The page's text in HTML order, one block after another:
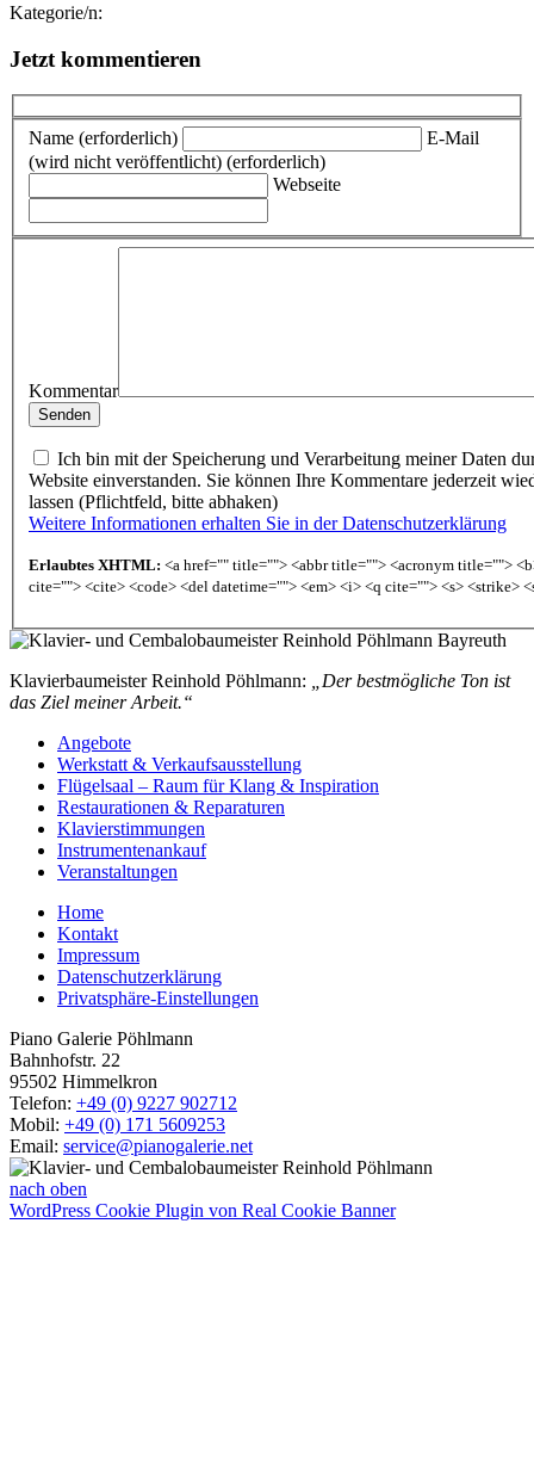
Kategorie/n:
Jetzt kommentieren
Name (erforderlich)
E-Mail
(wird nicht veröffentlicht) (erforderlich)
Webseite
Kommentar
Ich bin mit der Speicherung und Verarbeitung meiner Daten
Website einverstanden. Sie können Ihre Kommentare jederzeit
lassen (Pflichtfeld, bitte abhaken)
Weitere Informationen erhalten Sie in der Datenschutzerklärung
Erlaubtes XHTML: <a href="" title=""> <abbr title=""> <acronym title="">
cite=""> <cite> <code> <del datetime=""> <em> <i> <q cite=""> <s> <strike>
Klavierbaumeister Reinhold Pöhlmann:
„Der bestmögliche Ton ist
das Ziel meiner Arbeit.“
Angebote
Werkstatt & Verkaufsausstellung
Flügelsaal – Raum für Klang & Inspiration
Restaurationen & Reparaturen
Klavierstimmungen
Instrumentenankauf
Veranstaltungen
Home
Kontakt
Impressum
Datenschutzerklärung
Privatsphäre-Einstellungen
Piano Galerie Pöhlmann
Bahnhofstr. 22
95502 Himmelkron
Telefon: +49 (0) 9227 902712
Mobil: +49 (0) 171 5609253
Email: service@pianogalerie.net
nach oben
WordPress Cookie Plugin von Real Cookie Banner